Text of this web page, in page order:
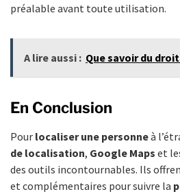
préalable avant toute utilisation.
A lire aussi : Que savoir du
En Conclusion
Pour localiser une personneà
de localisation, Google Maps et
des outils incontournables. Ils
et complémentaires pour suivre la